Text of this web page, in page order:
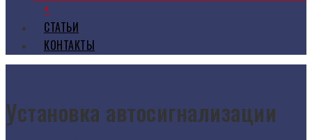
+
СТАТЬИ
КОНТАКТЫ
Установка автосигнализации